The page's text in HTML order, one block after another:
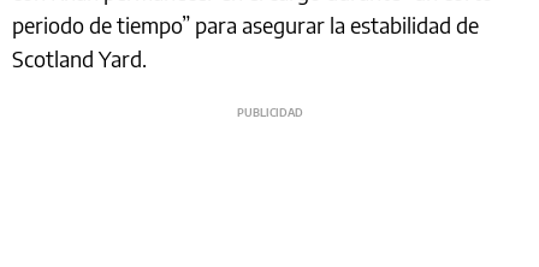
periodo de tiempo” para asegurar la estabilidad de
Scotland Yard.